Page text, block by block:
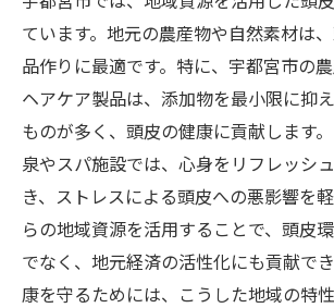
美容業界のプロが推薦する優
髪の健康を守るために宇都宮市
頭皮の定期的なケアのすすめ
頭皮ケアの基本を押さえた生
し
宇都宮市でできる効果的なセ
法
定期的な頭皮ケアがもたらす
ています。地元の農産物や自然素材は
品作りに最適です。特に、宇都宮市の
ヘアケア製品は、添加物を最小限に抑
ものが多く、頭皮の健康に貢献します
泉やスパ施設では、心身をリフレッシ
き、ストレスによる頭皮への悪影響を
らの地域資源を活用することで、頭皮
でなく、地元経済の活性化にも貢献で
康を守るためには、こうした地域の特